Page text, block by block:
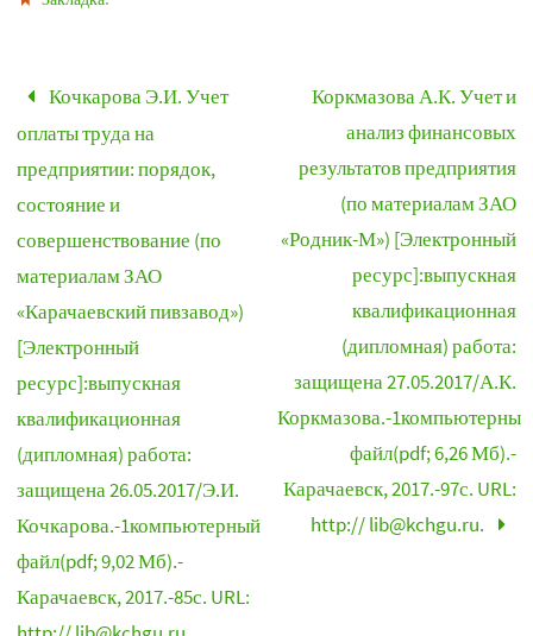
Кочкарова Э.И. Учет
оплаты труда на
предприятии: порядок,
состояние и
совершенствование (по
материалам ЗАО
«Карачаевский пивзавод»)
[Электронный
ресурс]:выпускная
квалификационная
(дипломная) работа:
защищена 26.05.2017/Э.И.
Кочкарова.-1компьютерный
файл(pdf; 9,02 Мб).-
Карачаевск, 2017.-85с. URL:
Коркмазова А.К. Учет и
анализ финансовых
результатов предприятия
(по материалам ЗАО
«Родник-М») [Электронный
ресурс]:выпускная
квалификационная
(дипломная) работа:
защищена 27.05.2017/А.К.
Коркмазова.-1компьютерный
файл(pdf; 6,26 Мб).-
Карачаевск, 2017.-97с. URL:
http:// lib@kchgu.ru.